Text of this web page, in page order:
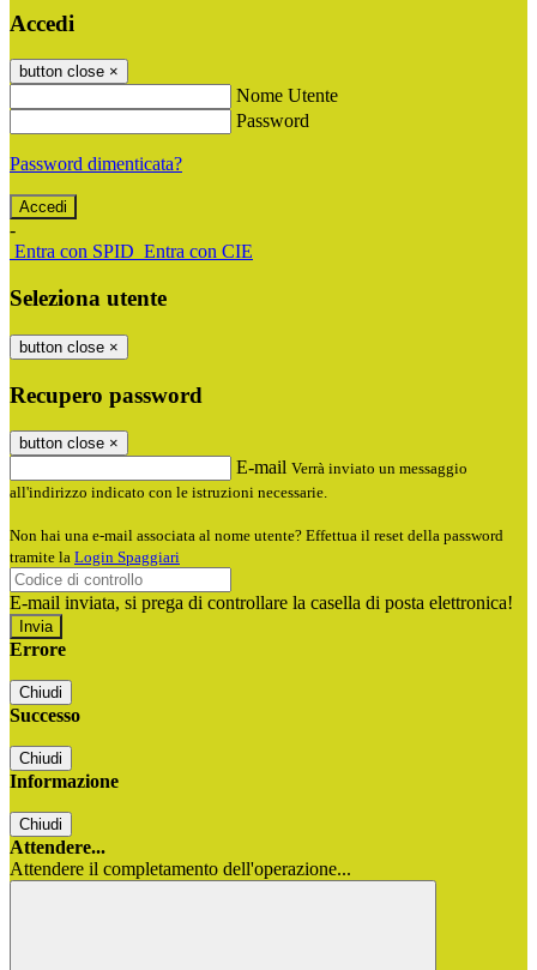
Accedi
button close ×
Nome Utente
Password
Password dimenticata?
-
Entra con SPID Entra con CIE
Seleziona utente
button close ×
Recupero password
button close ×
E-mail Verrà inviato un messaggio
all'indirizzo indicato con le istruzioni necessarie.
Non hai una e-mail associata al nome utente? Effettua il reset della password
tramite la Login Spaggiari
E-mail inviata, si prega di controllare la casella di posta elettronica!
Errore
Chiudi
Successo
Chiudi
Informazione
Chiudi
Attendere...
Attendere il completamento dell'operazione...